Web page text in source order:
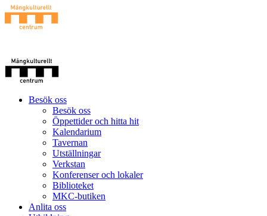
Besök oss
Besök oss
Öppettider och hitta hit
Kalendarium
Tavernan
Utställningar
Verkstan
Konferenser och lokaler
Biblioteket
MKC-butiken
Anlita oss